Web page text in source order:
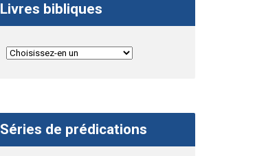
Livres bibliques
Séries de prédications